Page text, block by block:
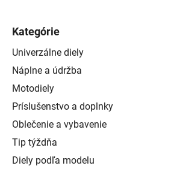
Kategórie
Univerzálne diely
Náplne a údržba
Motodiely
Príslušenstvo a doplnky
Oblečenie a vybavenie
Tip týždňa
Diely podľa modelu